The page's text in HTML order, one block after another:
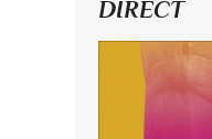
DIRECT